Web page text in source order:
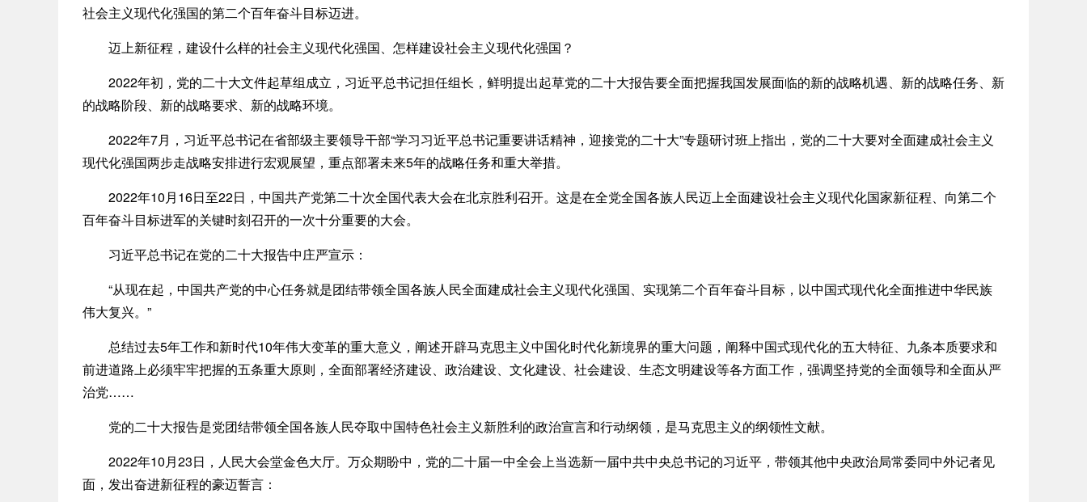
社会主义现代化强国的第二个百年奋斗目标迈进。
迈上新征程，建设什么样的社会主义现代化强国、怎样建设社会主义现代化强国？
2022年初，党的二十大文件起草组成立，习近平总书记担任组长，鲜明提出起草党的二十大报告要全面把握我国发展面临的新的战略机遇、新的战略任务、新
的战略阶段、新的战略要求、新的战略环境。
2022年7月，习近平总书记在省部级主要领导干部“学习习近平总书记重要讲话精神，迎接党的二十大”专题研讨班上指出，党的二十大要对全面建成社会主义
现代化强国两步走战略安排进行宏观展望，重点部署未来5年的战略任务和重大举措。
2022年10月16日至22日，中国共产党第二十次全国代表大会在北京胜利召开。这是在全党全国各族人民迈上全面建设社会主义现代化国家新征程、向第二个
百年奋斗目标进军的关键时刻召开的一次十分重要的大会。
习近平总书记在党的二十大报告中庄严宣示：
“从现在起，中国共产党的中心任务就是团结带领全国各族人民全面建成社会主义现代化强国、实现第二个百年奋斗目标，以中国式现代化全面推进中华民族
伟大复兴。”
总结过去5年工作和新时代10年伟大变革的重大意义，阐述开辟马克思主义中国化时代化新境界的重大问题，阐释中国式现代化的五大特征、九条本质要求和
前进道路上必须牢牢把握的五条重大原则，全面部署经济建设、政治建设、文化建设、社会建设、生态文明建设等各方面工作，强调坚持党的全面领导和全面从严
治党……
党的二十大报告是党团结带领全国各族人民夺取中国特色社会主义新胜利的政治宣言和行动纲领，是马克思主义的纲领性文献。
2022年10月23日，人民大会堂金色大厅。万众期盼中，党的二十届一中全会上当选新一届中共中央总书记的习近平，带领其他中央政治局常委同中外记者见
面，发出奋进新征程的豪迈誓言：